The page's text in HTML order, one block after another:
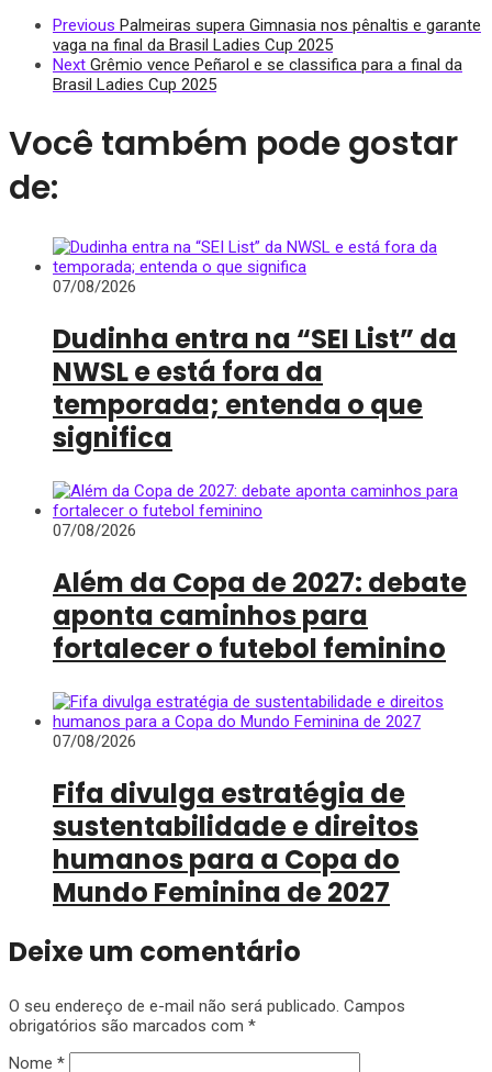
Previous Palmeiras supera Gimnasia nos pênaltis e garante
vaga na final da Brasil Ladies Cup 2025
Next Grêmio vence Peñarol e se classifica para a final da
Brasil Ladies Cup 2025
Você também pode gostar
de:
07/08/2026
Dudinha entra na “SEI List” da
NWSL e está fora da
temporada; entenda o que
significa
07/08/2026
Além da Copa de 2027: debate
aponta caminhos para
fortalecer o futebol feminino
07/08/2026
Fifa divulga estratégia de
sustentabilidade e direitos
humanos para a Copa do
Mundo Feminina de 2027
Deixe um comentário
O seu endereço de e-mail não será publicado. Campos
obrigatórios são marcados com *
Nome *